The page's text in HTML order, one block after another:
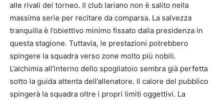
alle rivali del torneo. Il club lariano non è salito nella
massima serie per recitare da comparsa. La salvezza
tranquilla è l’obiettivo minimo fissato dalla presidenza in
questa stagione. Tuttavia, le prestazioni potrebbero
spingere la squadra verso zone molto più nobili.
L’alchimia all’interno dello spogliatoio sembra già perfetta
sotto la guida attenta dell’allenatore. Il calore del pubblico
spingerà la squadra oltre i propri limiti oggettivi. La